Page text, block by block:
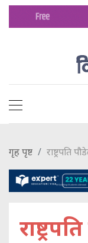
गृह पृष्ट राष्ट्रपति